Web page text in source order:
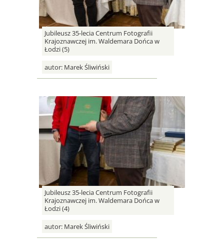
Jubileusz 35-lecia Centrum Fotografii
Krajoznawczej im. Waldemara Dońca w
Łodzi (5)
autor: Marek Śliwiński
Jubileusz 35-lecia Centrum Fotografii
Krajoznawczej im. Waldemara Dońca w
Łodzi (4)
autor: Marek Śliwiński